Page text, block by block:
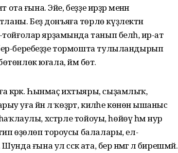
ота ғына. Эйе, беҙҙе ирҙәр менән
Беҙ донъяға төрлө күҙлектән
тойғолар ярҙамында танып белһә, ир-ат
беребеҙҙе тормошта тулыландырып
юғала, йәм бөтә.
кәрәк. Һынмаҫ ихтыяры, сыҙамлыҡ,
йәнә лә ҡөҙрәт, киләһе көнөнә ышаныс
хәстәрле тойоуы, һөйөү һәм нур
өҙөлөп тороусы балалары, ел-
ғына ул сәскә ата, бер нәмәгә лә бирешмәй.